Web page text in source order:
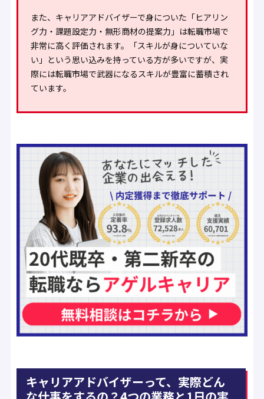
また、キャリアアドバイザーで身についた「ヒアリン
グ力・課題設定力・無形商材の提案力」は転職市場で
非常に高く評価されます。「スキルが身についていな
い」という思い込みを持っている方が多いですが、実
際には転職市場で武器になるスキルが豊富に蓄積され
ています。
キャリアアドバイザーって、実際どん